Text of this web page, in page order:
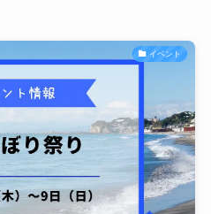
イベント